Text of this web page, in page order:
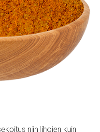
niin lihojen kuin